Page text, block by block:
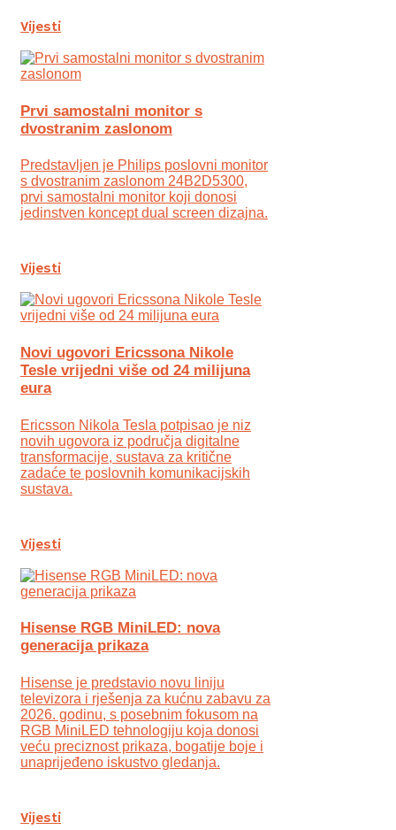
Vijesti
Prvi samostalni monitor s
dvostranim zaslonom
Predstavljen je Philips poslovni monitor
s dvostranim zaslonom 24B2D5300,
prvi samostalni monitor koji donosi
jedinstven koncept dual screen dizajna.
Vijesti
Novi ugovori Ericssona Nikole
Tesle vrijedni više od 24 milijuna
eura
Ericsson Nikola Tesla potpisao je niz
novih ugovora iz područja digitalne
transformacije, sustava za kritične
zadaće te poslovnih komunikacijskih
sustava.
Vijesti
Hisense RGB MiniLED: nova
generacija prikaza
Hisense je predstavio novu liniju
televizora i rješenja za kućnu zabavu za
2026. godinu, s posebnim fokusom na
RGB MiniLED tehnologiju koja donosi
veću preciznost prikaza, bogatije boje i
unaprijeđeno iskustvo gledanja.
Vijesti